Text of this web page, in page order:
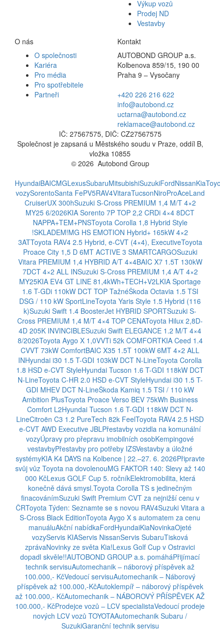
Výkup vozů
Prodej ND
Vestavby
O nás
O společnosti
Kariéra
Pro média
Pro spotřebitele
Partneři
Kontakt
AUTOBOND GROUP a.s.
Kolbenova 859/15, 190 00
Praha 9 – Vysočany
+420 226 216 622
info@autobond.cz
uctarna@autobond.cz
reklamace@autobond.cz
IČ: 27567575, DIČ: CZ27567575
Společnost je zapsaná u Městského soudu v Praze, oddíl B,
vložka 10855
© 2026 Autobond Group
HyundaiBAICMGLexusSubaruMitsubishiSuzukiFordNissanKia
vozySorentoSanta FePV5RAV4VitaraTucsonNiroProAceLand
CruiserUX 300hSuzuki S-Cross PREMIUM 1,4 M/T 4×2
MY25 6/2026KIA Sorento 7P TOP 2,2 CRDi 4×4 8DCT
NAPPA+TEM+PNSToyota Corolla 1,8 Hybrid Style
!SKLADEM!MG HS EMOTION Hybrid+ 165kW 4×2
3ATToyota RAV4 2.5 Hybrid, e-CVT (4×4), ExecutiveToyota
Proace City 1,5 D 6MT ACTIVE 3 SMARTCARGOSuzuki
Vitara PREMIUM 1,4 HYBRID A/T 4×4BAIC X7 1.5T 130kW
7DCT 4×2 ALL INSuzuki S-Cross PREMIUM 1,4 A/T 4×2
MY25KIA EV4 GT LINE 81,4kWh+TECH+V2LKIA Sportage
1.6 T-GDi 110kW DCT TOP TažnéŠkoda Octavia 1.5 TSI
DSG / 110 kW SportLineToyota Yaris Style 1.5 Hybrid (116
k)Suzuki Swift 1.4 BoosterJet HYBRID SPORTSuzuki S-
Cross PREMIUM 1,4 M/T 4×4 TOP CENAToyota Hilux 2,8D-
4D 205K INVINCIBLESuzuki Swift ELEGANCE 1.2 M/T 4×4
8/2026Toyota Aygo X 1,0VVTi 52k COMFORTKIA Ceed 1.4
CVVT 73kW ComfortBAIC X35 1.5T 100kW 6MT 4×2 ALL
INHyundai i30 1.5 T-GDI 103kW DCT N-LineToyota Corolla
1.8 HSD e-CVT StyleHyundai Tucson 1.6 T-GDI 118kW DCT
N-LineToyota C-HR 2.0 HSD e-CVT StyleHyundai i30 1.5 T-
GDI MHEV DCT N-LineŠkoda Kamiq 1.5 TSI / 110 kW
Ambition PlusToyota Proace Verso BEV 75kWh Business
Comfort L2Hyundai Tucson 1.6 T-GDI 118kW DCT N-
LineCitroën C3 1.2 PureTech 82k FeelToyota RAV4 2.5 HSD
e-CVT AWD Executive JBLPřestavby vozidla na komunální
vozyÚpravy pro přepravu imobilních osobKempingové
vestavbyPřestavby pro potřeby IZSVestavby a úložné
systémyKIA K4 DAYS na Kolbence | 22.–27. 6. 2026Připravte
svůj vůz Toyota na dovolenouMG FAKTOR 140: Slevy až 140
000 KčLexus GOLF Cup 5. ročníkElektromobilita, která
konečně dává smysl.Toyota Corolla TS s jedinečným
finacovánímSuzuki Swift Premium CVT za nejnižší cenu v
ČRToyota Týden: Seznamte se s novou RAV4Suzuki Vitara a
S-Cross Black EditionToyota Aygo X s automatem za cenu
manuáluAkční nabídkaFordHyundaiKiaNovinkaOjeté
vozyServis KIAServis NissanServis SubaruTisková
zprávaNovinky ze světa Kia!Lexus Golf Cup v Ostravici
dopadl skvěle!!AUTOBOND GROUP a.s. pomáháPřijímací
technik servisuAutomechanik – náborový příspěvek až
100.000,- KčVedoucí servisuAutomechanik – Náborový
příspěvek až 100.000,-KčAutoklempíř – náborový příspěvek
až 100.000,- KčAutomechanik – NÁBOROVÝ PŘÍSPĚVEK AŽ
100.000,- KčProdejce vozů – LCV specialistaVedoucí prodeje
nových LCV vozů TOYOTAAutomechanik Subaru /
SuzukiGaranční technik servisu